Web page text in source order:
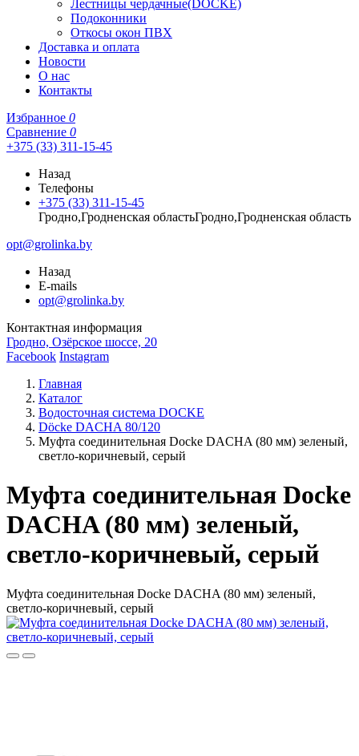
Лестницы чердачные(DOCKE)
Подоконники
Откосы окон ПВХ
Доставка и оплата
Новости
О нас
Контакты
Избранное 0
Сравнение 0
+375 (33) 311-15-45
Назад
Телефоны
+375 (33) 311-15-45
Гродно,Гродненская областьГродно,Гродненская область
opt@grolinka.by
Назад
E-mails
opt@grolinka.by
Контактная информация
Гродно, Озёрское шоссе, 20
Facebook Instagram
Главная
Каталог
Водосточная система DOCKE
Döсkе DACHA 80/120
Муфта соединительная Docke DACHA (80 мм) зеленый,
светло-коричневый, серый
Муфта соединительная Docke
DACHA (80 мм) зеленый,
светло-коричневый, серый
Муфта соединительная Docke DACHA (80 мм) зеленый,
светло-коричневый, серый